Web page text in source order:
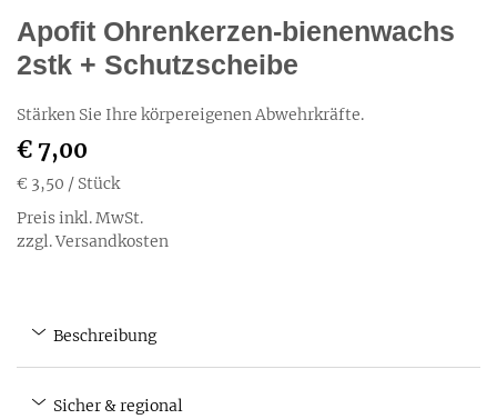
Apofit Ohrenkerzen-bienenwachs
2stk + Schutzscheibe
Stärken Sie Ihre körpereigenen Abwehrkräfte.
€ 7,00
€ 3,50 / Stück
Preis inkl. MwSt.
zzgl. Versandkosten
Beschreibung
Sicher & regional